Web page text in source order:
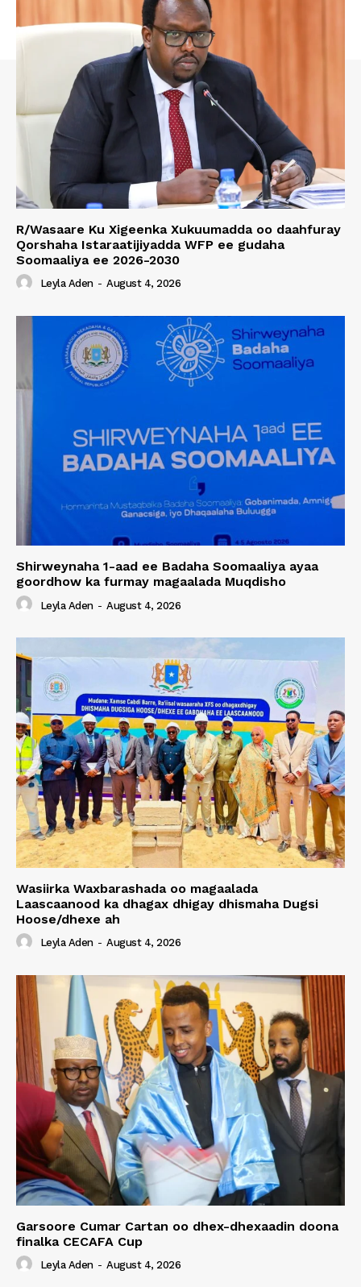
R/Wasaare Ku Xigeenka Xukuumadda oo daahfuray
Qorshaha Istaraatijiyadda WFP ee gudaha
Soomaaliya ee 2026-2030
Leyla Aden - August 4, 2026
Shirweynaha 1-aad ee Badaha Soomaaliya ayaa
goordhow ka furmay magaalada Muqdisho
Leyla Aden - August 4, 2026
Wasiirka Waxbarashada oo magaalada
Laascaanood ka dhagax dhigay dhismaha Dugsi
Hoose/dhexe ah
Leyla Aden - August 4, 2026
Garsoore Cumar Cartan oo dhex-dhexaadin doona
finalka CECAFA Cup
Leyla Aden - August 4, 2026